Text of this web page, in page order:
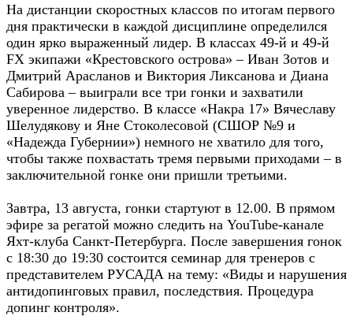
На дистанции скоростных классов по итогам первого
дня практически в каждой дисциплине определился
один ярко выраженный лидер. В классах 49-й и 49-й
FX экипажи «Крестовского острова» – Иван Зотов и
Дмитрий Арасланов и Виктория Ликсанова и Диана
Сабирова – выиграли все три гонки и захватили
уверенное лидерство. В классе «Накра 17» Вячеславу
Шелудякову и Яне Стоколесовой (СШОР №9 и
«Надежда Губернии») немного не хватило для того,
чтобы также похвастать тремя первыми приходами – в
заключительной гонке они пришли третьими.
Завтра, 13 августа, гонки стартуют в 12.00. В прямом
эфире за регатой можно следить на YouTube-канале
Яхт-клуба Санкт-Петербурга. После завершения гонок
с 18:30 до 19:30 состоится семинар для тренеров с
представителем РУСАДА на тему: «Виды и нарушения
антидопинговых правил, последствия. Процедура
допинг контроля».